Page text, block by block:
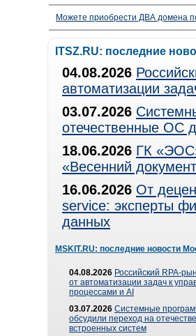
Можете приобрести ДВА домена
ITSZ.RU: последние
04.08.2026
автоматизации
03.07.2026
отечественные ОС
18.06.2026 ГК
«Весенний
16.06.2026 От
service: эксперты
данных
MSKIT.RU: последние новости
04.08.2026 Российский RPA-
от автоматизации задач к
процессами и AI
03.07.2026 Системные
обсудили переход на
встроенных систем